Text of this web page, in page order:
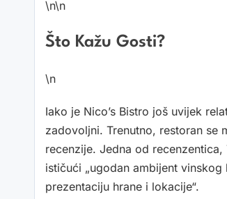
\n\n
Što Kažu Gosti?
\n
Iako je Nico’s Bistro još uvijek
zadovoljni. Trenutno, restoran
recenzije. Jedna od
ističući „ugodan ambijent
prezentaciju hrane i lokacije“.